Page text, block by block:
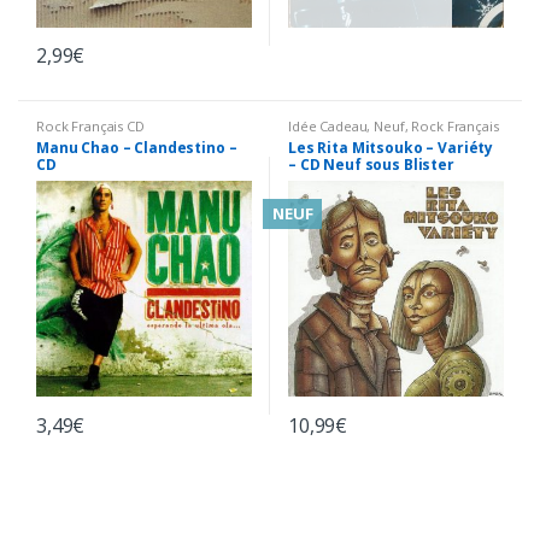
2,99€
Rock Français CD
Manu Chao – Clandestino –
CD
3,49€
Idée Cadeau, Neuf, Rock Français
CD Variété Française CD
Les Rita Mitsouko – Variéty
– CD Neuf sous Blister
NEUF
10,99€